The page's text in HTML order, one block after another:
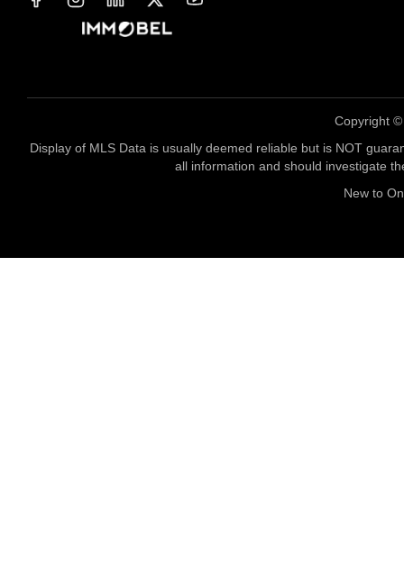
Copyright
Display of MLS Data is usually deemed reliable but is NOT
all information and should investigate
New to